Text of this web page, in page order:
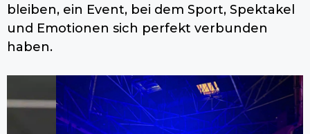
bleiben, ein Event, bei dem Sport, Spektakel
und Emotionen sich perfekt verbunden
haben.